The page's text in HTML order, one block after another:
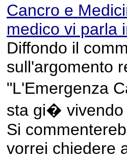
Cancro e
medico vi parla
Diffondo il
sull'argomento
"L'Emergenza
sta gi� vivendo
Si
vorrei chiedere